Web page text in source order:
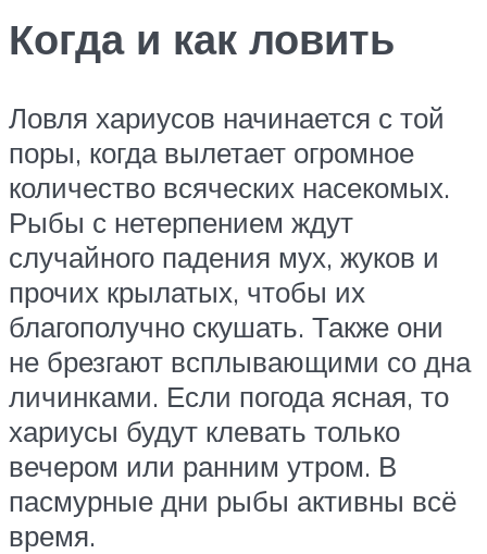
Когда и как ловить
Ловля хариусов начинается с той
поры, когда вылетает огромное
количество всяческих насекомых.
Рыбы с нетерпением ждут
случайного падения мух, жуков и
прочих крылатых, чтобы их
благополучно скушать. Также они
не брезгают всплывающими со дна
личинками. Если погода ясная, то
хариусы будут клевать только
вечером или ранним утром. В
пасмурные дни рыбы активны всё
время.